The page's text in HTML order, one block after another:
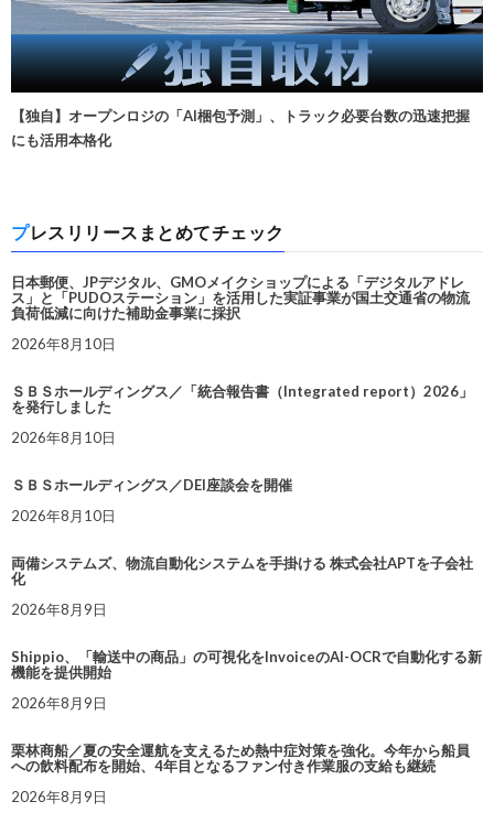
【独自】オープンロジの「AI梱包予測」、トラック必要台数の迅速把握
にも活用本格化
プレスリリースまとめてチェック
日本郵便、JPデジタル、GMOメイクショップによる「デジタルアドレ
ス」と「PUDOステーション」を活用した実証事業が国土交通省の物流
負荷低減に向けた補助金事業に採択
2026年8月10日
ＳＢＳホールディングス／「統合報告書（Integrated report）2026」
を発行しました
2026年8月10日
ＳＢＳホールディングス／DEI座談会を開催
2026年8月10日
両備システムズ、物流自動化システムを手掛ける 株式会社APTを子会社
化
2026年8月9日
Shippio、「輸送中の商品」の可視化をInvoiceのAI-OCRで自動化する新
機能を提供開始
2026年8月9日
栗林商船／夏の安全運航を支えるため熱中症対策を強化。今年から船員
への飲料配布を開始、4年目となるファン付き作業服の支給も継続
2026年8月9日